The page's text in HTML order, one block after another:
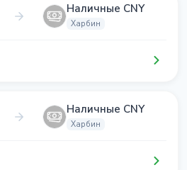
Наличные CNY
Харбин
Наличные CNY
Харбин